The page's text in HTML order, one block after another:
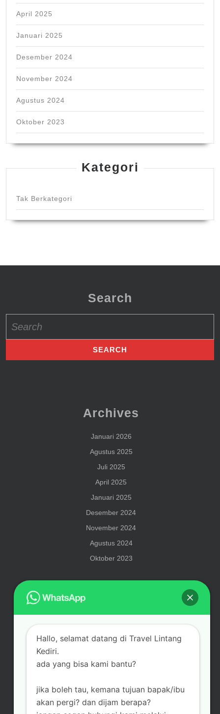
April 2025
Januari 2025
Desember 2024
November 2024
Agustus 2024
Oktober 2023
Kategori
Tak Berkategori
Search
for:
Archives
Januari 2026
Agustus 2025
Juli 2025
April 2025
Januari 2025
Desember 2024
November 2024
Agustus 2024
Oktober 2023
Meta
Masuk
Categories
Hallo, selamat datang di Travel Lintang
Kediri.
ada yang bisa kami bantu?
jika boleh tau, kemana tujuan bapak/ibu
akan pergi? dan dijam berapa?